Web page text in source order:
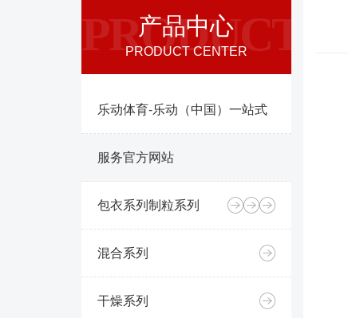
产品中心
PRODUCT CENTER
PRODUCT
乐动体育-乐动（中国）一站式
服务官方网站
包衣系列 制粒系列
混合系列
干燥系列